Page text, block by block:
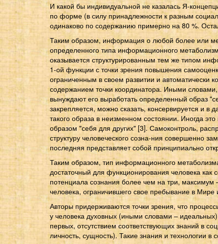
И какой бы индивидуальной не казалась Я-
по форме (в силу принадлежности к разным
одинаково по содержанию примерно на 80 %.
Таким образом, информация о любой более или
определенного типа информационного
оказывается структурированным тем же типом
1-ой функции с точки зрения повышения
ограниченным в своем развитии и автоматически
содержанием точки координатора. Иными
вынуждают его выработать определенный образ
закрепляется, можно сказать, консервируется и
такого образа в неизменном состоянии. Иногда
образом "себя для других" [3]. Самоконтроль,
структуру человеческого созна-ния совершенно
последняя представляет собой принципиально
Таким образом, тип информационного
достаточный для функционирования человека
потенциала сознания более чем на три, максимум
человека, ограничившего свое пребывание в
Авторы придерживаются точки зрения, что
у человека духовных (иными словами –
первых, отсутствием соответствующих знаний в
личность, сущность). Такие знания и технологии